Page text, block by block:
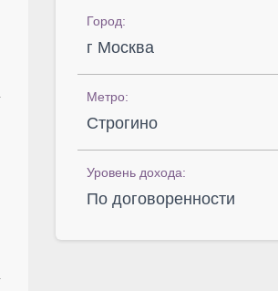
Город:
г Москва
Метро:
Строгино
Уровень дохода:
По договоренности